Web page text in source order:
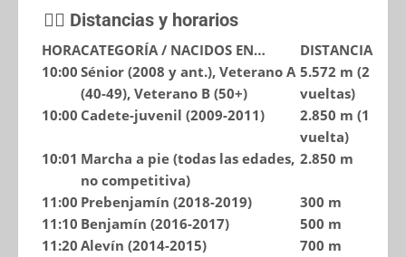
🏃‍♀️ Distancias y horarios
HORACATEGORÍA / NACIDOS EN…
DISTANCIA
10:00 Sénior (2008 y ant.), Veterano A
(40-49), Veterano B (50+)
5.572 m (2
vueltas)
10:00 Cadete-juvenil (2009-2011) 2.850 m (1
vuelta)
10:01 Marcha a pie (todas las edades,
no competitiva)
2.850 m
11:00 Prebenjamín (2018-2019)
300 m
11:10 Benjamín (2016-2017)
500 m
11:20 Alevín (2014-2015)
700 m